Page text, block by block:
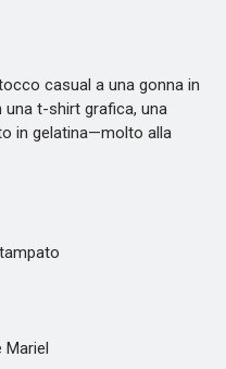
casual a una gonna in
t-shirt grafica, una
in gelatina—molto alla